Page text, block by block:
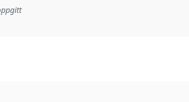
eller anna spesifikasjon som ligg til